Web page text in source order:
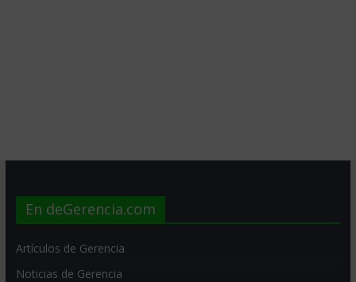
En deGerencia.com
Artículos de Gerencia
Noticias de Gerencia